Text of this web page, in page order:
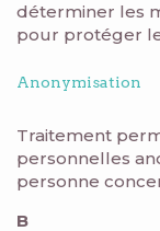
déterminer les
pour protéger
Anonymisation
Traitement
personnelles
personne
B